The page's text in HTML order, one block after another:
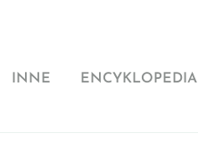
INNE ENCYKLOPEDIA